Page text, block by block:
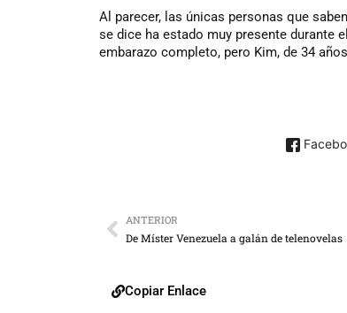
Al parecer, las únicas personas que
se dice ha estado muy presente durante
embarazo completo, pero Kim, de 34
ANTERIOR
De Míster Venezuela a galán de telenovelas
Copiar Enlace